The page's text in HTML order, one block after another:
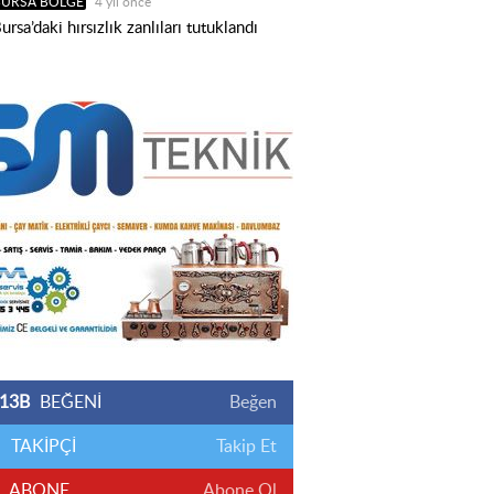
hırsızlık zanlıları tutuklandı
13B BEĞENİ Beğen
TAKİPÇİ Takip Et